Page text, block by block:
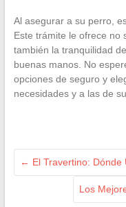
Al asegurar a su perro,
Este trámite le ofrece no
también la tranquilidad
buenas manos. No
opciones de seguro y
necesidades y a las de
← El Travertino:
Los